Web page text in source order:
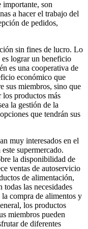
son
a hacer el trabajo del
de pedidos,
sin fines de lucro. Lo
lograr un beneficio
es una cooperativa de
económico que
sus miembros, sino que
los productos más
la gestión de la
que tendrán sus
muy interesados en el
supermercado.
la disponibilidad de
ventas de autoservicio
de alimentación,
las necesidades
la compra de alimentos y
los productos
miembros pueden
de diferentes